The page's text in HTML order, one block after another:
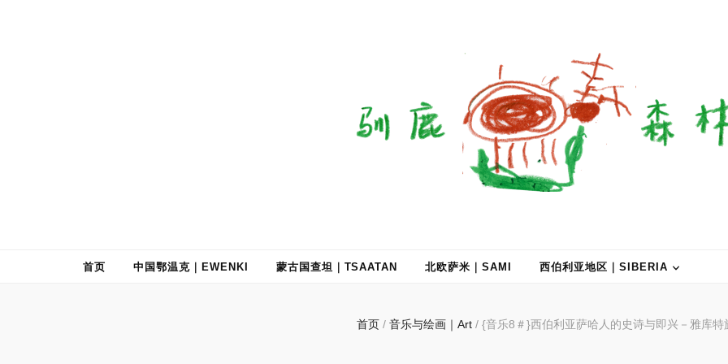
首页 中国鄂温克｜EWENKI 蒙古国查坦｜TSAATAN 北欧萨米｜SAMI 西伯利亚地区｜SIBERIA
首页 / 音乐与绘画｜Art / {音乐8＃}西伯利亚萨哈人的史诗与即兴－雅库特